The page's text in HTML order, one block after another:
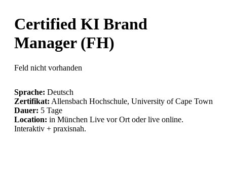
Certified KI Brand
Manager (FH)
Feld nicht vorhanden
Sprache: Deutsch
Zertifikat: Allensbach Hochschule, University of Cape Town
Dauer: 5 Tage
Location: in München Live vor Ort oder live online.
Interaktiv + praxisnah.